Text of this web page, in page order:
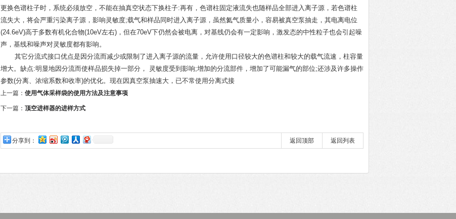
更换色谱柱子时，系统必须放空，不能在抽真空状态下换柱子:再有，色谱柱固定液流失也随样品全部进入离子源，若色谱柱
流失大，将会严重污染离子源，影响灵敏度;载气和样品同时进入离子源，虽然氦气质量小，容易被真空泵抽走，其电离电位
(24.6eV)高于多数有机化合物(10eV左右)，但在70eV下仍然会被电离，对基线仍会有一定影响，激发态的中性粒子也会引起噪
声，基线和噪声对灵敏度都有影响。
其它分流式接口优点是因分流而减少或限制了进入离子源的流量，允许使用口径较大的色谱柱和较大的载气流速，柱容量
增大。缺点:明显地因分流而使样品损失掉一部分， 灵敏度受到影响;增加的分流部件，增加了可能漏气的部位;还涉及许多操作
参数(分离、浓缩系数和收率)的优化。现在因真空泵抽速大，已不常使用分离式接
上一篇： 使用气体采样袋的使用方法及注意事项
下一篇： 顶空进样器的进样方式
分享到： 返回列表
返回顶部